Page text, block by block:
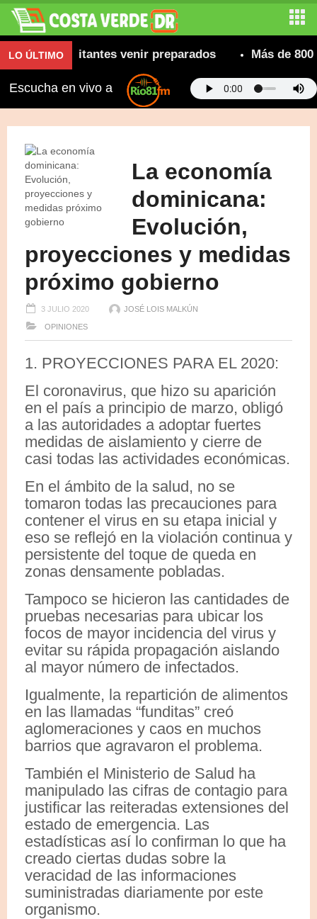
LO ÚLTIMO
a visitantes venir preparados Más de 800
Escucha en vivo a
La economía
dominicana:
Evolución,
proyecciones y medidas
próximo gobierno
3 JULIO 2020 JOSÉ LOIS MALKÚN
OPINIONES
1. PROYECCIONES PARA EL 2020:
El coronavirus, que hizo su aparición
en el país a principio de marzo, obligó
a las autoridades a adoptar fuertes
medidas de aislamiento y cierre de
casi todas las actividades económicas.
En el ámbito de la salud, no se
tomaron todas las precauciones para
contener el virus en su etapa inicial y
eso se reflejó en la violación continua y
persistente del toque de queda en
zonas densamente pobladas.
Tampoco se hicieron las cantidades de
pruebas necesarias para ubicar los
focos de mayor incidencia del virus y
evitar su rápida propagación aislando
al mayor número de infectados.
Igualmente, la repartición de alimentos
en las llamadas “funditas” creó
aglomeraciones y caos en muchos
barrios que agravaron el problema.
También el Ministerio de Salud ha
manipulado las cifras de contagio para
justificar las reiteradas extensiones del
estado de emergencia. Las
estadísticas así lo confirman lo que ha
creado ciertas dudas sobre la
veracidad de las informaciones
suministradas diariamente por este
organismo.